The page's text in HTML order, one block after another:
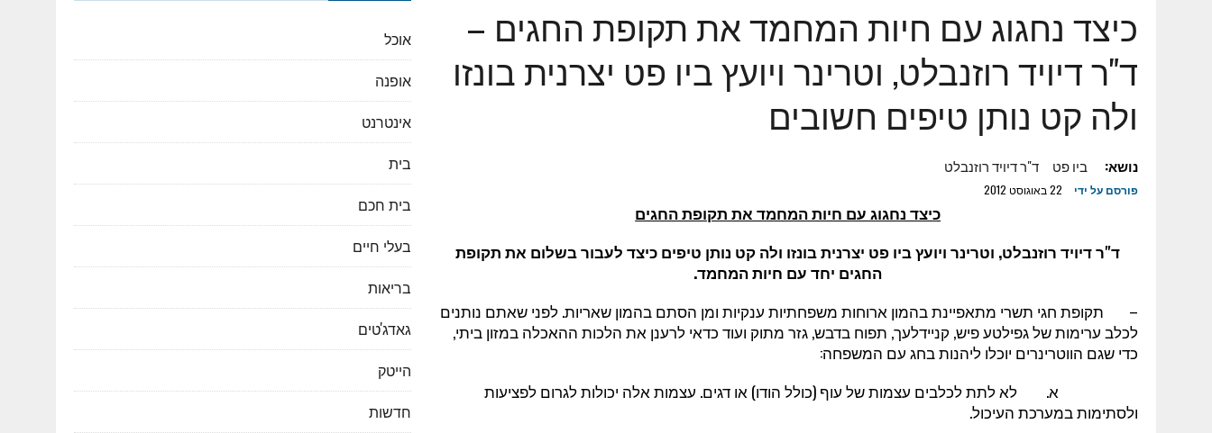
מטרנה וער"ן משתפים פעולה
ראובן איליץ': על הפלטפורמה שתחבר בין עולם ההשקעות לעולם הנדל״ן
16 בינואר 2023
25 בינואר 2022
דקלה לוי – ייעוץ ותכנון מעבדות ומערכות מתח נמוך – ראיון עם דקלה לוי
17 בנובמבר 2025
| ESIM לחו"ל – כל היתרונות במקום אחד
6 בנובמבר 2025
| למה כדאי לשכור רכב מחברה גדולה, אמינה ומנוסה
די לגימיקים-מה הופך מתנה עסקית (ללקוח או לספק) לכזו שבאמת נרצה להשתמש בה?
כיצד נחגוג עם חיות המחמד את תקופת החגים –
ד"ר דיויד רוזנבלט, וטרינר ויועץ ביו פט יצרנית בונזו
ולה קט נותן טיפים חשובים
נושא: ביו פט ד"ר דיויד רוזנבלט
פורסם על ידי 22 באוגוסט 2012
כיצד נחגוג עם חיות המחמד את תקופת החגים
ד"ר דיויד רוזנבלט, וטרינר ויועץ ביו פט יצרנית בונזו ולה קט נותן טיפים כיצד לעבור בשלום את תקופת
החגים יחד עם חיות המחמד.
– תקופת חגי תשרי מתאפיינת בהמון ארוחות משפחתיות ענקיות ומן הסתם בהמון שאריות. לפני שאתם נותנים
לכלב ערימות של גפילטע פיש, קניידלעך, תפוח בדבש, גזר מתוק ועוד כדאי לרענן את הלכות ההאכלה במזון ביתי,
כדי שגם הווטרינרים יוכלו ליהנות בחג עם המשפחה:
א. לא לתת לכלבים עצמות של עוף (כולל הודו) או דגים. עצמות אלה יכולות לגרום לפציעות
ולסתימות במערכת העיכול.
אוכל
אופנה
אינטרנט
בית
בית חכם
בעלי חיים
בריאות
גאדג'טים
הייטק
חדשות